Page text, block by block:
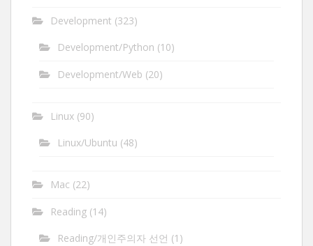
Development (323)
Development/Python (10)
Development/Web (20)
Linux (90)
Linux/Ubuntu (48)
Mac (22)
Reading (14)
Reading/개인주의자 선언 (1)